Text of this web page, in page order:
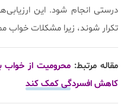
درستی انجام شود. این
تکرار شوند، زیرا مشکلات
مقاله مرتبط: محرومیت از
کاهش افسردگی کمک کند